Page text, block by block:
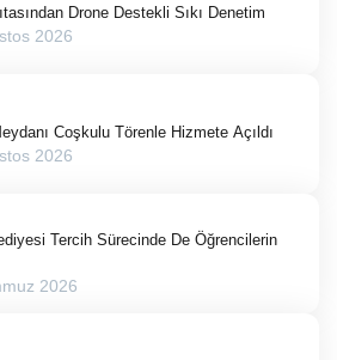
Drone Destekli Sıkı Denetim
2026
Coşkulu Törenle Hizmete Açıldı
2026
Tercih Sürecinde De Öğrencilerin
2026